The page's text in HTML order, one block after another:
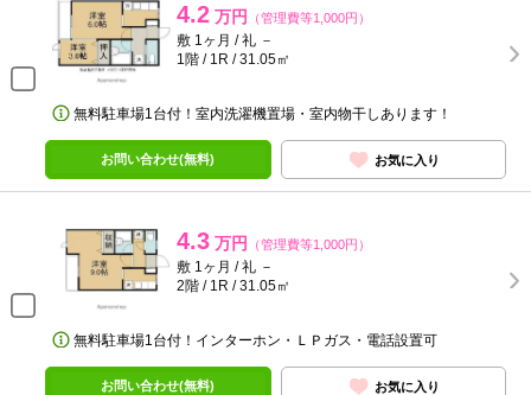
4.2 万円 （管理費等1,000円）
敷 1ヶ月 / 礼 －
1階 / 1R / 31.05㎡
無料駐車場1台付！室内洗濯機置場・室内物干しあります！
お問い合わせ(無料) お気に入り
4.3 万円 （管理費等1,000円）
敷 1ヶ月 / 礼 －
2階 / 1R / 31.05㎡
無料駐車場1台付！インターホン・ＬＰガス・電話設置可
お問い合わせ(無料) お気に入り